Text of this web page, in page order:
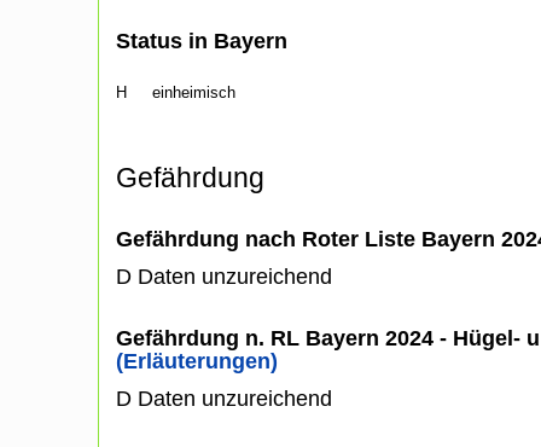
Status in Bayern
H einheimisch
Gefährdung
Gefährdung nach Roter Liste Bayern
D Daten unzureichend
Gefährdung n. RL Bayern 2024 - Hügel-
(Erläuterungen)
D Daten unzureichend